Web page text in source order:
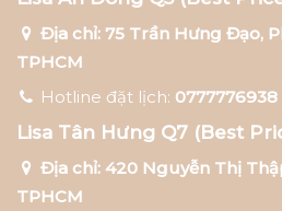
Địa chỉ: 75 Trần Hưng Đạo,
TPHCM
Hotline đặt lịch: 0777776938
Lisa Tân Hưng Q7 (Best
Địa chỉ: 420 Nguyễn Thị
TPHCM